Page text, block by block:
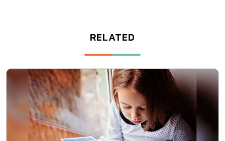
RELATED